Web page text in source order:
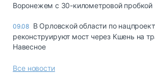
Воронежем с 30-километровой пробкой
09.08 В Орловской области по
реконструируют мост через Кшень на
Навесное
Все новости